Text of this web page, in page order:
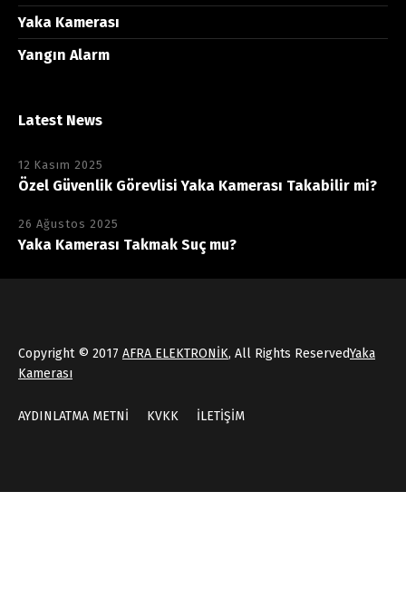
Yaka Kamerası
Yangın Alarm
Latest News
12 Kasım 2025
Özel Güvenlik Görevlisi Yaka Kamerası Takabilir mi?
26 Ağustos 2025
Yaka Kamerası Takmak Suç mu?
Copyright © 2017 AFRA ELEKTRONİK, All Rights ReservedYaka
Kamerası
AYDINLATMA METNİ KVKK İLETİŞİM